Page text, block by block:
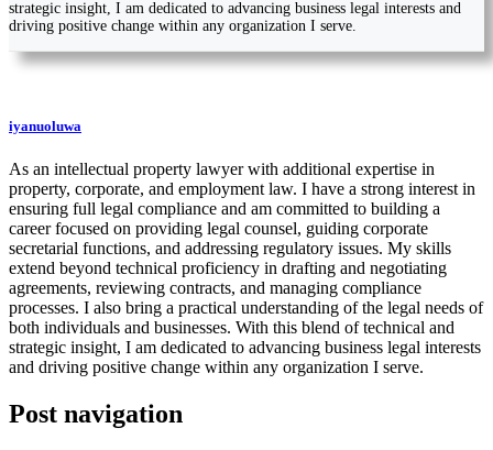
strategic insight, I am dedicated to advancing business legal interests and
driving positive change within any organization I serve.
iyanuoluwa
As an intellectual property lawyer with additional expertise in
property, corporate, and employment law. I have a strong interest in
ensuring full legal compliance and am committed to building a
career focused on providing legal counsel, guiding corporate
secretarial functions, and addressing regulatory issues. My skills
extend beyond technical proficiency in drafting and negotiating
agreements, reviewing contracts, and managing compliance
processes. I also bring a practical understanding of the legal needs of
both individuals and businesses. With this blend of technical and
strategic insight, I am dedicated to advancing business legal interests
and driving positive change within any organization I serve.
Post navigation